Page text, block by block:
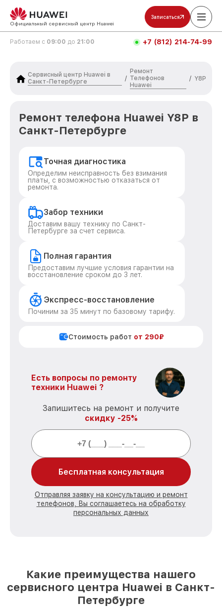
Официальный сервисный центр Huawei
Записаться
Работаем с 09:00 до 21:00 +7 (812) 214-74-99
Сервисный центр Huawei в
Санкт-Петербурге
/
Ремонт
Телефонов
Huawei
/ Y8P
Ремонт телефона Huawei Y8P в
Санкт-Петербурге
Точная диагностика
Определим неисправность без взимания
платы, с возможностью отказаться от
ремонта.
Забор техники
Доставим вашу технику по Санкт-
Петербурге за счет сервиса.
Полная гарантия
Предоставим лучшие условия гарантии на
восстановление сроком до 3 лет.
Экспресс-восстановление
Починим за 35 минут по базовому тарифу.
Стоимость работ от 290₽
Есть вопросы по ремонту
техники Huawei ?
Запишитесь на ремонт и получите
скидку -25%
Бесплатная консультация
Отправляя заявку на консультацию и ремонт
телефонов, Вы соглашаетесь на обработку
персональных данных
Какие преимущества нашего
сервисного центра Huawei в Санкт-
Петербурге